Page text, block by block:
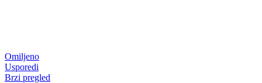
Omiljeno
Usporedi
Brzi pregled